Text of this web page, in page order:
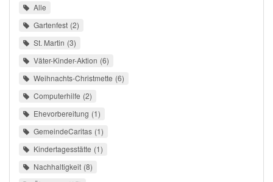
Alle
Gartenfest 2
St. Martin 3
Väter-Kinder-Aktion 6
Weihnachts-Christmette 6
Computerhilfe 2
Ehevorbereitung 1
GemeindeCaritas 1
Kindertagesstätte 1
Nachhaltigkeit 8